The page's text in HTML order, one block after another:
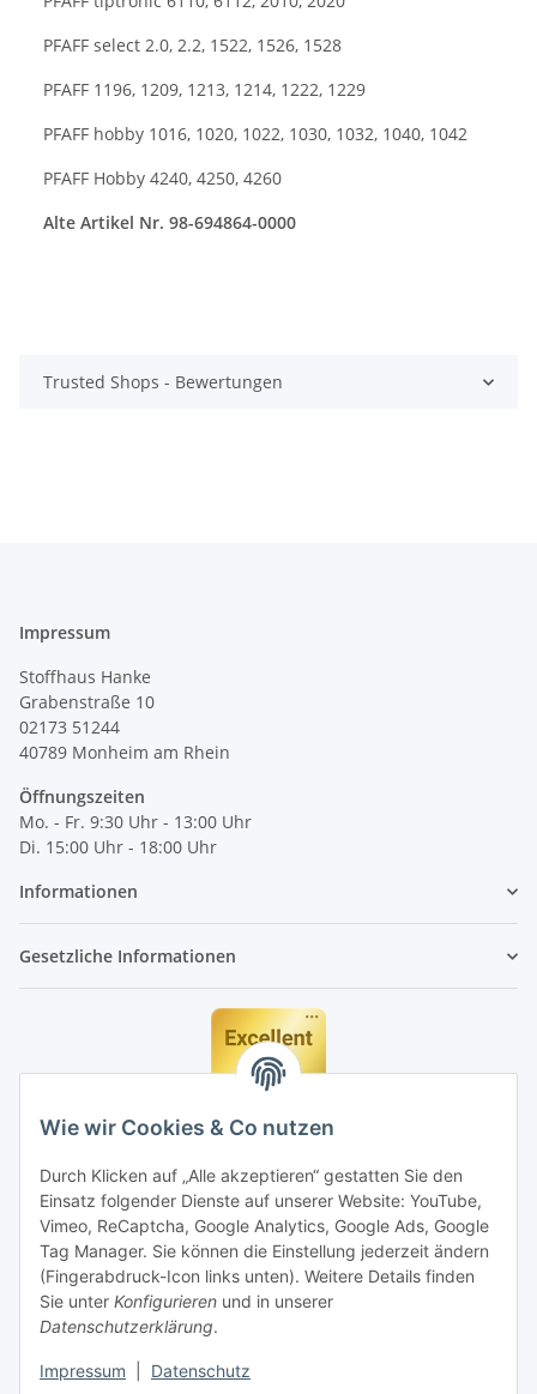
Wie wir Cookies & Co nutzen
Durch Klicken auf „Alle akzeptieren“ gestatten Sie den
Einsatz folgender Dienste auf unserer Website: YouTube,
Vimeo, ReCaptcha, Google Analytics, Google Ads, Google
Tag Manager. Sie können die Einstellung jederzeit ändern
(Fingerabdruck-Icon links unten). Weitere Details finden
Sie unter Konfigurieren und in unserer
Datenschutzerklärung.
Impressum Datenschutz
PFAFF select 2.0, 2.2, 1522, 1526, 1528
PFAFF 1196, 1209, 1213, 1214, 1222, 1229
PFAFF hobby 1016, 1020, 1022, 1030, 1032, 1040, 1042
PFAFF Hobby 4240, 4250, 4260
Alte Artikel Nr. 98-694864-0000
Trusted Shops - Bewertungen
Impressum
Stoffhaus Hanke
Grabenstraße 10
02173 51244
40789 Monheim am Rhein
Öffnungszeiten
Mo. - Fr. 9:30 Uhr - 13:00 Uhr
Di. 15:00 Uhr - 18:00 Uhr
Informationen
Gesetzliche Informationen